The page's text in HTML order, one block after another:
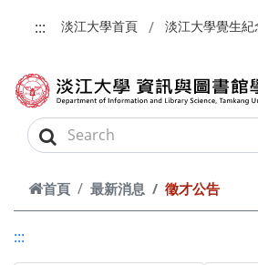
:::
淡江大學首頁 淡江大學覺生
首頁 最新消息 徵才公告
:::